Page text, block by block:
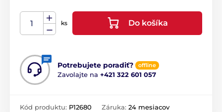
ks Do košíka
Potrebujete poradiť? offline
Zavolajte na +421 322 601 057
Kód produktu: P12680 Záruka: 24 mesiacov